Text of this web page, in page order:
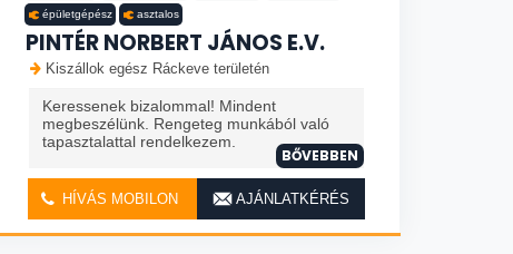
épületgépész asztalos
PINTÉR NORBERT JÁNOS E.V.
Kiszállok egész Ráckeve területén
Keressenek bizalommal! Mindent
megbeszélünk. Rengeteg munkából való
tapasztalattal rendelkezem.
BŐVEBBEN
HÍVÁS MOBILON AJÁNLATKÉRÉS